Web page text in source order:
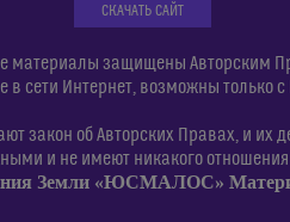
СКАЧАТЬ САЙТ
защищены Авторским
сети Интернет, возможны только
закон об Авторских Правах, и их
и не имеют никакого отношения
Земли «ЮСМАЛОС»